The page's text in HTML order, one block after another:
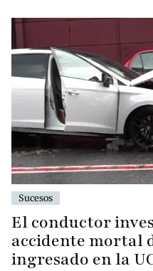
Sucesos
El conductor
accidente mortal
ingresado en la